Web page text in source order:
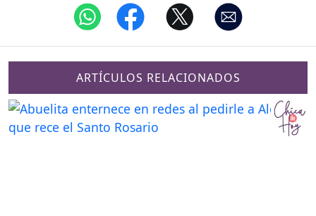
ARTÍCULOS RELACIONADOS